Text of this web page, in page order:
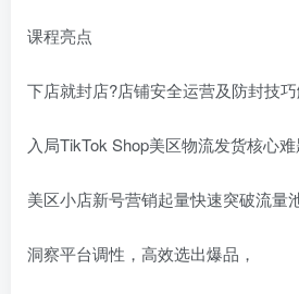
课程亮点
下店就封店?店铺安全运营及防封技
入局TikTok Shop美区物流发货核心
美区小店新号营销起量快速突破流量
洞察平台调性，高效选出爆品，